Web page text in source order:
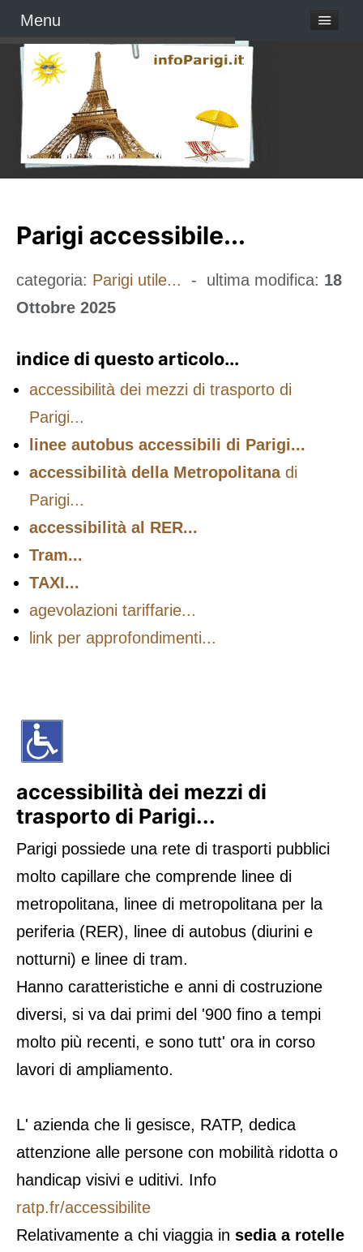
Parigi accessibile...
categoria: Parigi utile... - ultima modifica: 18
Ottobre 2025
indice di questo articolo...
accessibilità dei mezzi di trasporto di
Parigi...
linee autobus accessibili di Parigi...
accessibilità della Metropolitanadi
Parigi...
accessibilità al RER...
Tram...
TAXI...
agevolazioni tariffarie...
link per approfondimenti...
accessibilità dei mezzi di
trasporto di Parigi...
Parigi possiede una rete di trasporti pubblici
molto capillare che comprende linee di
metropolitana, linee di metropolitana per la
periferia (RER), linee di autobus (diurini e
notturni) e linee di tram.
Hanno caratteristiche e anni di costruzione
diversi, si va dai primi del '900 fino a tempi
molto più recenti, e sono tutt' ora in corso
lavori di ampliamento.
L' azienda che li gesisce, RATP, dedica
attenzione alle persone con mobilità ridotta o
handicap visivi e uditivi. Info
ratp.fr/accessibilite
Relativamente a chi viaggia in sedia a rotelle
Menu